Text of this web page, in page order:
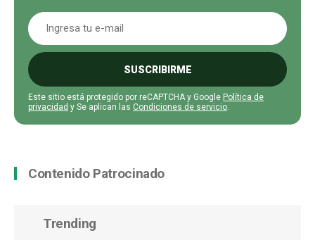
SUSCRIBIRME
Este sitio está protegido por reCAPTCHA y Google Política de
privacidad y Se aplican las Condiciones de servicio.
Contenido Patrocinado
Trending